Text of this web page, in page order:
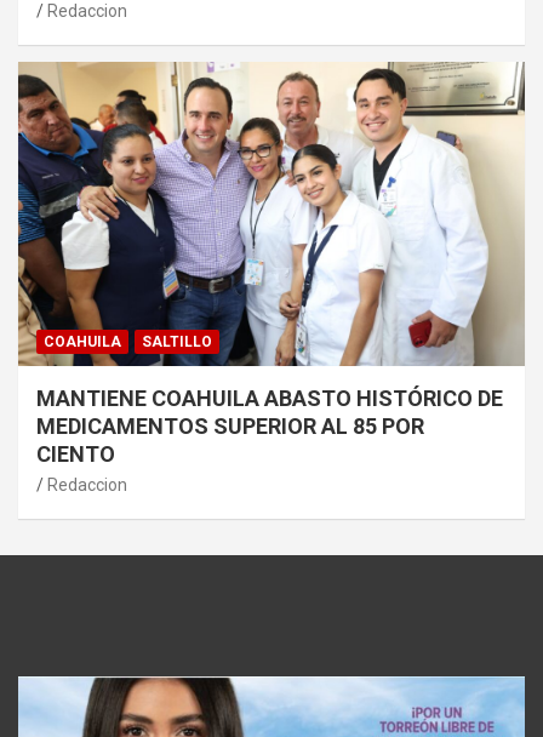
Redaccion
COAHUILA SALTILLO
MANTIENE COAHUILA ABASTO HISTÓRICO DE
MEDICAMENTOS SUPERIOR AL 85 POR
CIENTO
Redaccion